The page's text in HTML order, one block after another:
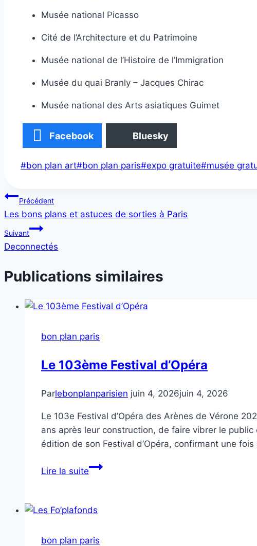
Musée national Picasso
Cité de l’Architecture et du Patrimoine
Musée national de l’Histoire de l’Immigration
Musée du quai Branly – Jacques Chirac
Musée national des Arts asiatiques Guimet
Facebook Bluesky
Étiquettes
publication :
#bon plan art#bon plan paris#expo gratuite#musée
Navigation
de
l’article
Précédent
Les bons plans et astuces de sorties à Paris
Suivant
Deconnectés
Publications similaires
bon plan paris
Le 103ème Festival d’Opéra
Parlebonplanparisien juin 4, 2026juin 4, 2026
Le 103e Festival d’Opéra des Arènes de Vérone
ans après leur construction, de faire vibrer le
édition de son Festival d’Opéra, confirmant une
Lire la suiteLe
d’Opéra
bon plan paris